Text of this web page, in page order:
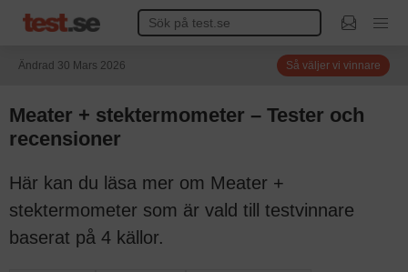
Ändrad 30 Mars 2026 Så väljer vi vinnare
Meater + stektermometer – Tester och
recensioner
Här kan du läsa mer om Meater +
stektermometer som är vald till testvinnare
baserat på 4 källor.